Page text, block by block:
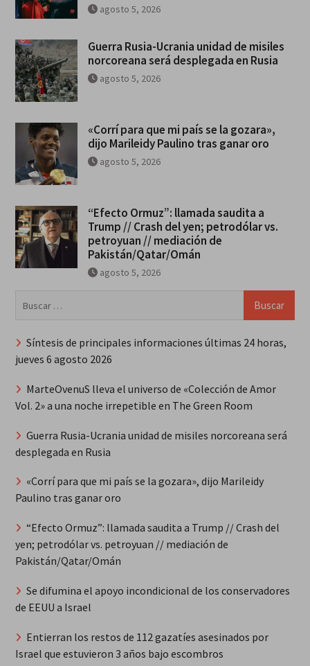
agosto 5, 2026
Guerra Rusia-Ucrania unidad de misiles
norcoreana será desplegada en Rusia
agosto 5, 2026
«Corrí para que mi país se la gozara»,
dijo Marileidy Paulino tras ganar oro
agosto 5, 2026
“Efecto Ormuz”: llamada saudita a
Trump // Crash del yen; petrodólar vs.
petroyuan // mediación de
Pakistán/Qatar/Omán
agosto 5, 2026
Síntesis de principales informaciones últimas 24 horas,
jueves 6 agosto 2026
MarteOvenuS lleva el universo de «Colección de Amor
Vol. 2» a una noche irrepetible en The Green Room
Guerra Rusia-Ucrania unidad de misiles norcoreana será
desplegada en Rusia
«Corrí para que mi país se la gozara», dijo Marileidy
Paulino tras ganar oro
“Efecto Ormuz”: llamada saudita a Trump // Crash del
yen; petrodólar vs. petroyuan // mediación de
Pakistán/Qatar/Omán
Se difumina el apoyo incondicional de los conservadores
de EEUU a Israel
Entierran los restos de 112 gazatíes asesinados por
Israel que estuvieron 3 años bajo escombros